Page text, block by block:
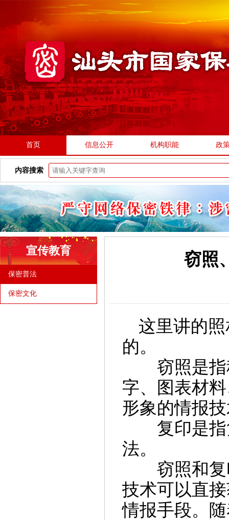
首页 信息公开 机构职能 政
内容搜索
宣传教育
保密普法
保密文化
窃照
这里讲的
的。
窃照是指
字、图表材
形象的情报
复印是指
法。
窃照和复
技术可以直
情报手段。